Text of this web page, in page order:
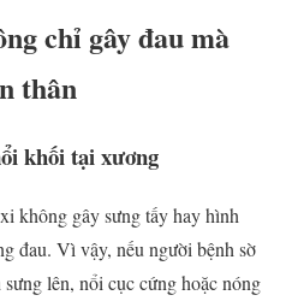
chỉ gây đau mà
thân
khối tại xương
không gây sưng tấy hay hình
đau. Vì vậy, nếu người bệnh sờ
lên, nổi cục cứng hoặc nóng